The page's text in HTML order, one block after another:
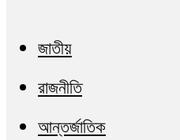
জাতীয়
রাজনীতি
আন্তর্জাতিক